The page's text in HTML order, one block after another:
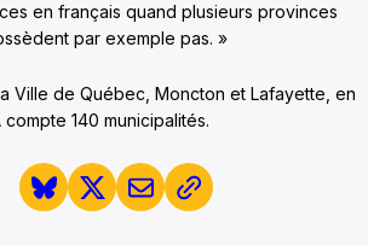
en français quand plusieurs provinces
par exemple pas. »
Ville de Québec, Moncton et Lafayette, en
compte 140 municipalités.